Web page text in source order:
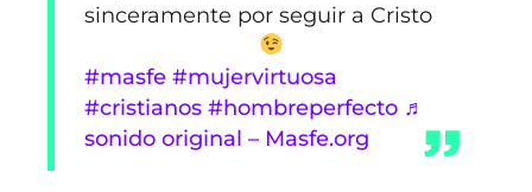
sinceramente por seguir a Cristo
#masfe #mujervirtuosa
#cristianos #hombreperfecto ♬
sonido original – Masfe.org